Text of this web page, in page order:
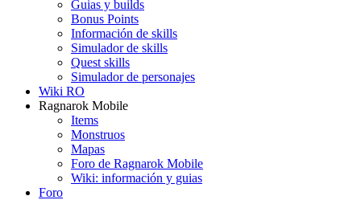
Guias y builds
Bonus Points
Información de skills
Simulador de skills
Quest skills
Simulador de personajes
Wiki RO
Ragnarok Mobile
Items
Monstruos
Mapas
Foro de Ragnarok Mobile
Wiki: información y guias
Foro